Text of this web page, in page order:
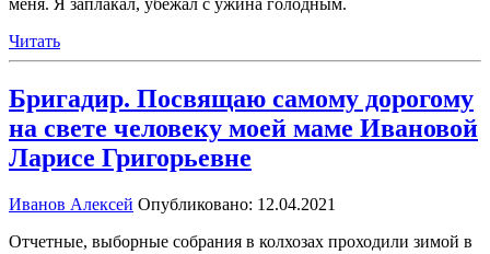
меня. Я заплакал, убежал с ужина голодным.
Читать
Бригадир. Посвящаю самому дорогому
на свете человеку моей маме Ивановой
Ларисе Григорьевне
Иванов Алексей Опубликовано: 12.04.2021
Отчетные, выборные собрания в колхозах проходили зимой в